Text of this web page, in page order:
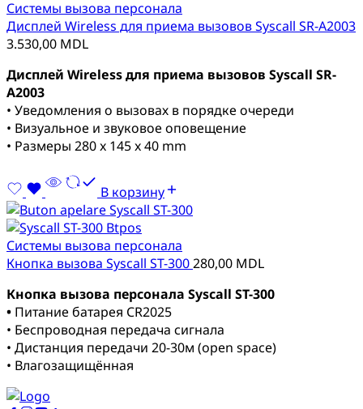
Системы вызова персонала
Дисплей Wireless для приема вызовов Syscall SR-A2003
3.530,00 MDL
Дисплей Wireless для приема вызовов Syscall SR-
A2003
• Уведомления о вызовах в порядке очереди
• Визуальное и звуковое оповещение
• Размеры 280 x 145 x 40 mm
В корзину
Системы вызова персонала
Кнопка вызова Syscall ST-300280,00 MDL
Кнопка вызова персонала Syscall ST-300
• Питание батарея CR2025
• Беспроводная передача сигнала
• Дистанция передачи 20-30м (open space)
• Влагозащищённая